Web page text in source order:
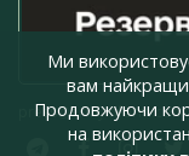
Ми
вам
Продовжуючи
на